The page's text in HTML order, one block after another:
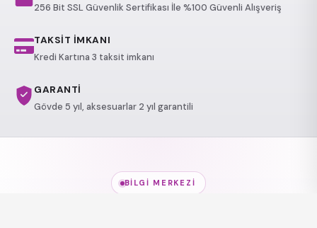
256 Bit SSL Güvenlik Sertifikası İle %100 Güvenli Alışveriş
TAKSİT İMKANI
Kredi Kartına 3 taksit imkanı
GARANTİ
Gövde 5 yıl, aksesuarlar 2 yıl garantili
BILGI MERKEZI